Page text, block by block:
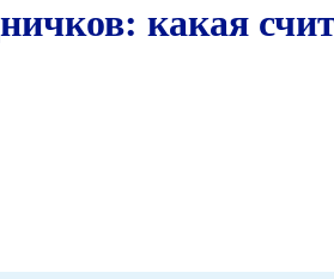
какая